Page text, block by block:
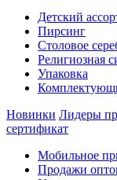
Детский
Пирсинг
Столовое
Религиозная
Упаковка
Новинки Лидеры
сертификат
Мобильное
Продажи